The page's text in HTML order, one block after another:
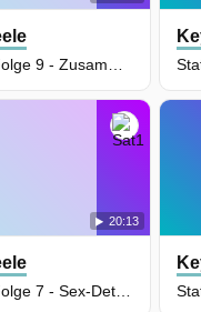
20:13